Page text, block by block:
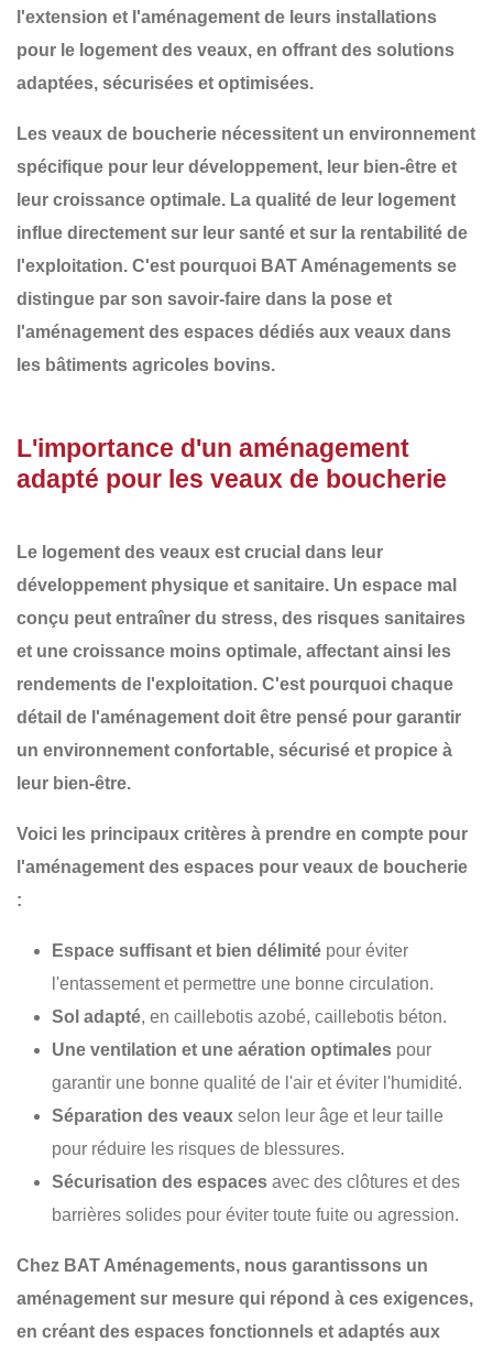
l'extension et l'aménagement de leurs installations
pour le logement des veaux, en offrant des solutions
adaptées, sécurisées et optimisées.
Les veaux de boucherie nécessitent un environnement
spécifique pour leur développement, leur bien-être et
leur croissance optimale. La qualité de leur logement
influe directement sur leur santé et sur la rentabilité de
l'exploitation. C'est pourquoi BAT Aménagements se
distingue par son savoir-faire dans la pose et
l'aménagement des espaces dédiés aux veaux dans
les bâtiments agricoles bovins.
L'importance d'un aménagement
adapté pour les veaux de boucherie
Le logement des veaux est crucial dans leur
développement physique et sanitaire. Un espace mal
conçu peut entraîner du stress, des risques sanitaires
et une croissance moins optimale, affectant ainsi les
rendements de l'exploitation. C'est pourquoi chaque
détail de l'aménagement doit être pensé pour garantir
un environnement confortable, sécurisé et propice à
leur bien-être.
Voici les principaux critères à prendre en compte pour
l'aménagement des espaces pour veaux de boucherie
:
Espace suffisant et bien délimité pour éviter
l'entassement et permettre une bonne circulation.
Sol adapté, en caillebotis azobé, caillebotis béton.
Une ventilation et une aération optimales pour
garantir une bonne qualité de l'air et éviter l'humidité.
Séparation des veaux selon leur âge et leur taille
pour réduire les risques de blessures.
Sécurisation des espaces avec des clôtures et des
barrières solides pour éviter toute fuite ou agression.
Chez BAT Aménagements, nous garantissons un
aménagement sur mesure qui répond à ces exigences,
en créant des espaces fonctionnels et adaptés aux